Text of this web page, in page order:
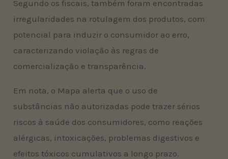
Segundo os fiscais, também foram encontradas
irregularidades na rotulagem dos produtos, com
potencial para induzir o consumidor ao erro,
caracterizando violação às regras de
comercialização e transparência.
Em nota, o Mapa alerta que o uso de
substâncias não autorizadas pode trazer sérios
riscos à saúde dos consumidores, como reações
alérgicas, intoxicações, problemas digestivos e
efeitos tóxicos cumulativos a longo prazo.